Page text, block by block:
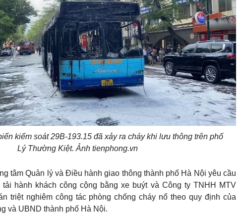
kiểm soát 29B-193.15 đã xảy ra cháy khi lưu thông trên phố
Lý Thường Kiệt. Ảnh tienphong.vn
tâm Quản lý và Điều hành giao thông thành phố Hà Nội yêu cầu
hành khách công cộng bằng xe buýt và Công ty TNHH MTV
triệt nghiêm công tác phòng chống cháy nổ theo quy định của
và UBND thành phố Hà Nội.